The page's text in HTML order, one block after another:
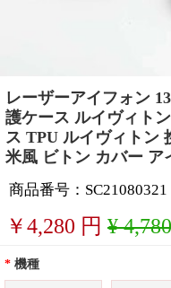
レーザーアイフォン
護ケース ルイヴィト
ス TPU ルイヴィトン
米風 ビトン カバー ア
商品番号：SC21080321
￥4,280 円 ¥
* 機種